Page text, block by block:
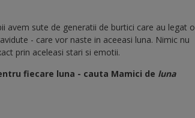
avem sute de generatii de burtici care au legat o
- care vor naste in aceeasi luna. Nimic nu
prin aceleasi stari si emotii.
fiecare luna - cauta Mamici de luna